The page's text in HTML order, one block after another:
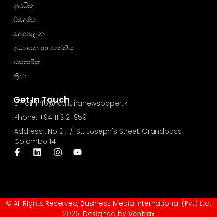
Get In Touch
Email: info@rathuiranewspaper.lk
Phone: +94 11 212 1959
Address : No 21, 1/1 St. Joseph's Street, Grandpass
Colombo 14
ආර්ථික
විදේශීය
දේශපාලන
අධ්‍යාපන හා වෘත්තීය
ව්‍යාපාරික
ක්‍රීඩා
© All Rights Reserved, Business Media International (Pvt) Ltd.
2026. Designed by Ventrax